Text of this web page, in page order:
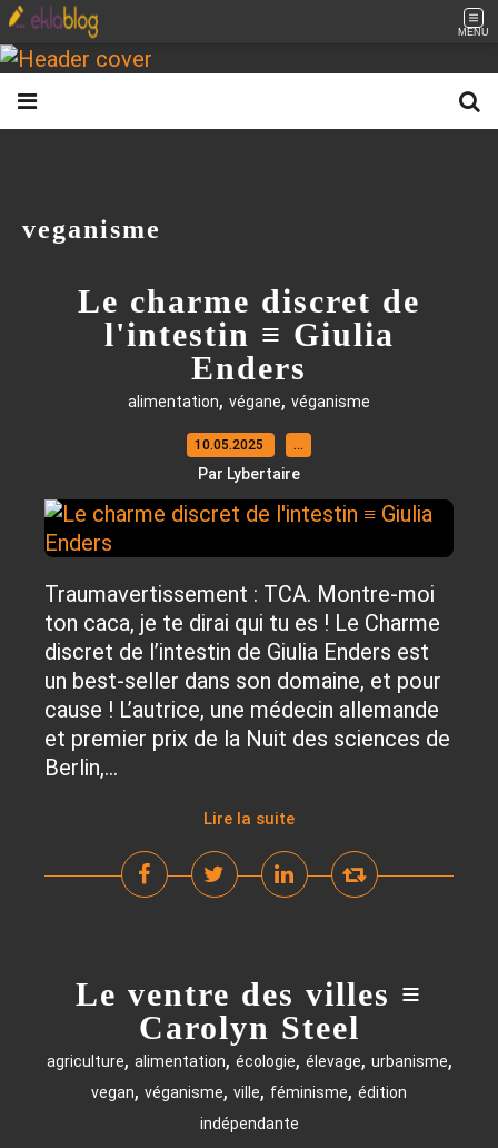
MENU
veganisme
Le charme discret de
l'intestin ≡ Giulia
Enders
alimentation, végane, véganisme
10.05.2025 …
Par Lybertaire
Traumavertissement : TCA. Montre-moi
ton caca, je te dirai qui tu es ! Le Charme
discret de l’intestin de Giulia Enders est
un best-seller dans son domaine, et pour
cause ! L’autrice, une médecin allemande
et premier prix de la Nuit des sciences de
Berlin,...
Lire la suite
Le ventre des villes ≡
Carolyn Steel
agriculture, alimentation, écologie, élevage, urbanisme,
vegan, véganisme, ville, féminisme, édition
indépendante